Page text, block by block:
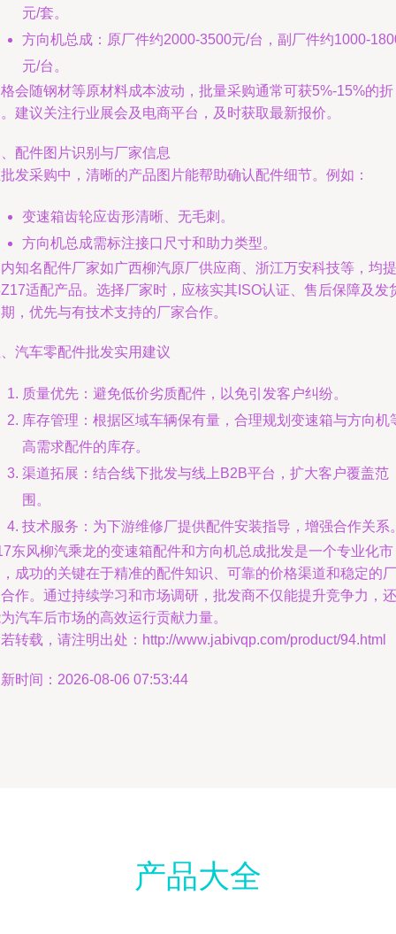
元/套。
方向机总成：原厂件约2000-3500元/台，副厂件约1000-
元/台。
会随钢材等原材料成本波动，批量采购通常可获5%-15%的折
建议关注行业展会及电商平台，及时获取最新报价。
配件图片识别与厂家信息
发采购中，清晰的产品图片能帮助确认配件细节。例如：
变速箱齿轮应齿形清晰、无毛刺。
方向机总成需标注接口尺寸和助力类型。
知名配件厂家如广西柳汽原厂供应商、浙江万安科技等，均提
适配产品。选择厂家时，应核实其ISO认证、售后保障及发
，优先与有技术支持的厂家合作。
汽车零配件批发实用建议
质量优先：避免低价劣质配件，以免引发客户纠纷。
库存管理：根据区域车辆保有量，合理规划变速箱与方向机
高需求配件的库存。
渠道拓展：结合线下批发与线上B2B平台，扩大客户覆盖范
围。
技术服务：为下游维修厂提供配件安装指导，增强合作关系
东风柳汽乘龙的变速箱配件和方向机总成批发是一个专业化市
成功的关键在于精准的配件知识、可靠的价格渠道和稳定的厂
作。通过持续学习和市场调研，批发商不仅能提升竞争力，还
汽车后市场的高效运行贡献力量。
转载，请注明出处：http://www.jabivqp.com/product/94.html
时间：2026-08-06 07:53:44
产品大全